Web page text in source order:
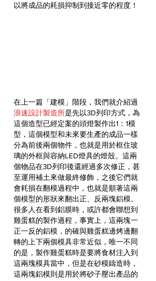
以將成品的耗損抑制到接近零的程度！
在上一篇「建模」階段，我們就介紹過
浪速設計製造所是先以3D列印方式，為
這個造型已經定案的頭燈製作出1：1模
型，這個模型和未來要生產的成品一樣
分為前後兩個物件，也就是用於框住玻
璃的外框與容納LED燈具的燈殼。這兩
個物品在3D列印後還經過多次修正，甚
至運用補土來做最終修飾，之後它們就
會耗損在翻模過程中，也就是順著這兩
個模型的形狀來翻出正、反兩塊鋁模。
很多人在看到鋁膜時，或許都會聯想到
雞蛋糕的製作過程，事實上，這兩塊一
正一反的鋁模，的確與雞蛋糕邊烤邊翻
轉的上下兩個模具非常近似，唯一不同
的是，製作雞蛋糕時是要將食材注入到
這兩塊模具當中，但是在砂模鑄造時，
這兩塊鋁模則是用於將砂子壓出產品的